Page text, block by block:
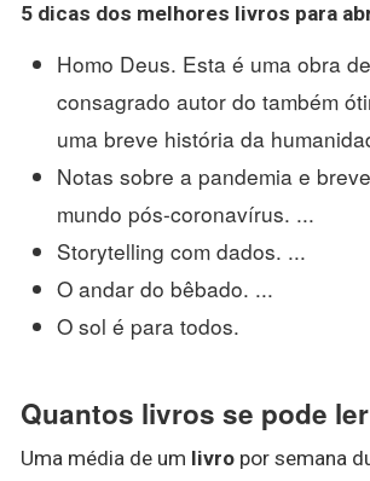
5 dicas dos melhores livros para
Homo Deus. Esta é uma obra
consagrado autor do também
uma breve história da
Notas sobre a pandemia e
mundo pós-coronavírus. ...
Storytelling com dados. ...
O andar do bêbado. ...
O sol é para todos.
Quantos livros se pode
Uma média de um livro por semana